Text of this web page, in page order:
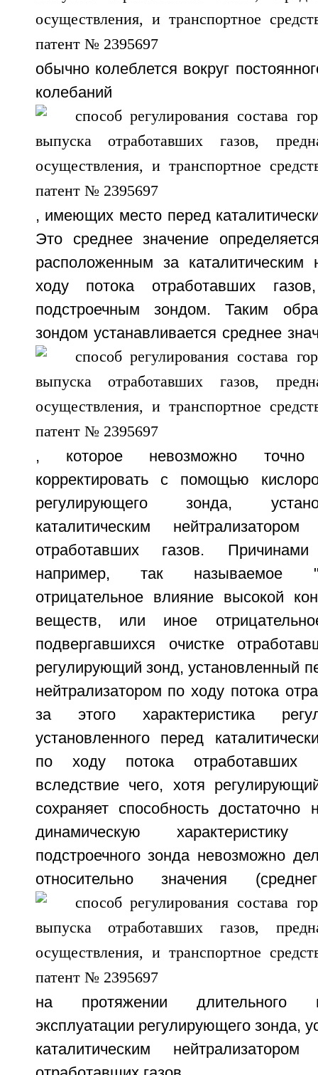
обычно колеблется вокруг
колебаний
, имеющих место перед
Это среднее значение
расположенным за каталитическим
ходу потока отработавших
подстроечным зондом. Таким
зондом устанавливается среднее
, которое невозможно точно
корректировать с помощью
регулирующего зонда,
каталитическим
отработавших газов.
например, так называемое
отрицательное влияние высокой
веществ, или иное
подвергавшихся очистке
регулирующий зонд, установленный
нейтрализатором по ходу потока
за этого характеристика
установленного перед
по ходу потока отработавших
вследствие чего, хотя
сохраняет способность достаточно
динамическую
подстроечного зонда невозможно
относительно значения
на протяжении длительного
эксплуатации регулирующего зонда,
каталитическим